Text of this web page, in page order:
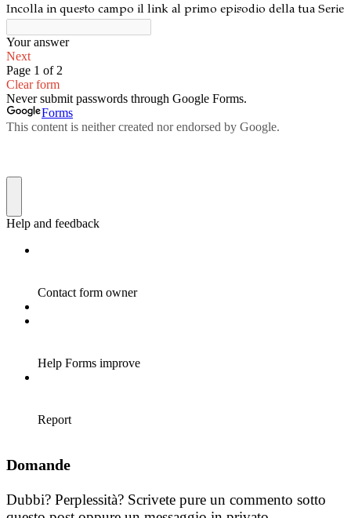
Domande
Dubbi? Perplessità? Scrivete pure un commento sotto